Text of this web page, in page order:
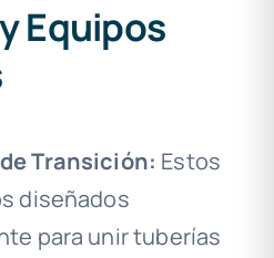
Equipos
Transición: Estos
diseñados
para unir tuberías